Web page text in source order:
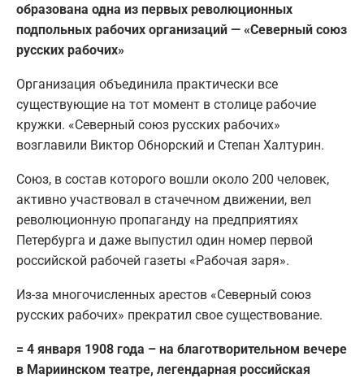
образована одна из первых революционных
подпольных рабочих организаций — «Северный союз
русских рабочих»
Организация объединила практически все
существующие на тот момент в столице рабочие
кружки. «Северный союз русских рабочих»
возглавили Виктор Обнорский и Степан Халтурин.
Союз, в состав которого вошли около 200 человек,
активно участвовал в стачечном движении, вел
революционную пропаганду на предприятиях
Петербурга и даже выпустил один номер первой
российской рабочей газеты «Рабочая заря».
Из-за многочисленных арестов «Северный союз
русских рабочих» прекратил свое существование.
= 4 января 1908 года – на благотворительном вечере
в Мариинском театре, легендарная российская